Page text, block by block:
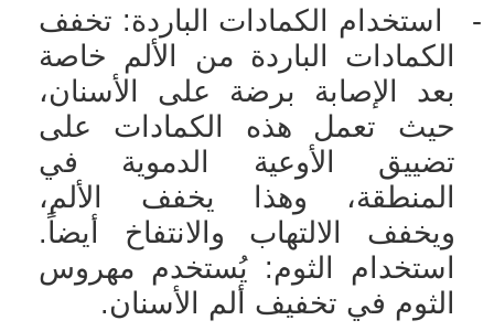
-
استخدام الكمادات الباردة: تخفف
الكمادات الباردة من الألم خاصة
بعد الإصابة برضة على الأسنان،
حيث تعمل هذه الكمادات على
تضييق الأوعية الدموية في
المنطقة، وهذا يخفف الألم،
ويخفف الالتهاب والانتفاخ أيضاً.
استخدام الثوم: يُستخدم مهروس
الثوم في تخفيف ألم الأسنان.